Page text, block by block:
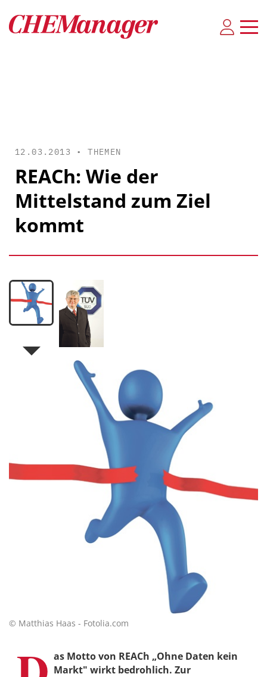
12.03.2013 •THEMEN
REACh: Wie der
Mittelstand zum Ziel
kommt
© Matthias Haas - Fotolia.com
as Motto von REACh „Ohne Daten kein
Markt" wirkt bedrohlich. Zur